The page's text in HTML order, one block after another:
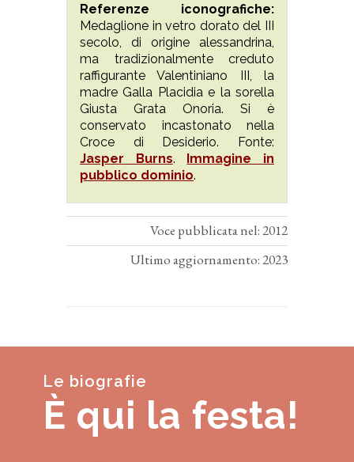
Referenze iconografiche:
Medaglione in vetro dorato del III
secolo, di origine alessandrina,
ma tradizionalmente creduto
raffigurante Valentiniano III, la
madre Galla Placidia e la sorella
Giusta Grata Onoria. Si è
conservato incastonato nella
Croce di Desiderio. Fonte:
Jasper Burns. Immagine in
pubblico dominio.
Voce pubblicata nel: 2012
Ultimo aggiornamento: 2023
Le biografie
È qui la festa!